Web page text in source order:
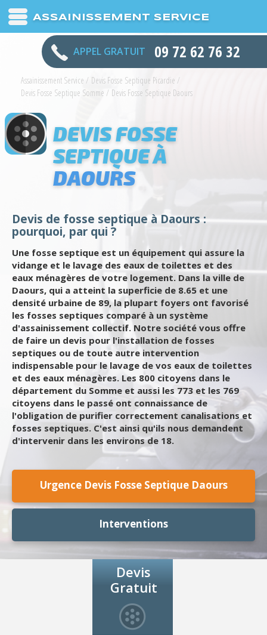
ASSAINISSEMENT SERVICE
APPEL GRATUIT 09 72 62 76 32
Assainissement Service / Devis Fosse Septique Picardie /
Devis Fosse Septique Somme / Devis Fosse Septique Daours
DEVIS FOSSE
SEPTIQUE À
DAOURS
Devis de fosse septique à Daours :
pourquoi, par qui ?
Une fosse septique est un équipement qui assure la
vidange et le lavage des eaux de toilettes et des
eaux ménagères de votre logement. Dans la ville de
Daours, qui a atteint la superficie de 8.65 et une
densité urbaine de 89, la plupart foyers ont favorisé
les fosses septiques comparé à un système
d'assainissement collectif. Notre société vous offre
de faire un devis pour l'installation de fosses
septiques ou de toute autre intervention
indispensable pour le lavage de vos eaux de toilettes
et des eaux ménagères. Les 800 citoyens dans le
département du Somme et aussi les 773 et les 769
citoyens dans le passé ont connaissance de
l'obligation de purifier correctement canalisations et
fosses septiques. C'est ainsi qu'ils nous demandent
d'intervenir dans les environs de 18.
Urgence Devis Fosse Septique Daours
Interventions
Devis
Gratuit